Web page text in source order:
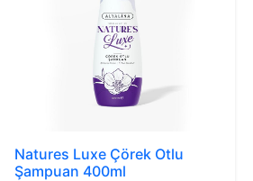
Natures Luxe Çörek Otlu
Şampuan 400ml